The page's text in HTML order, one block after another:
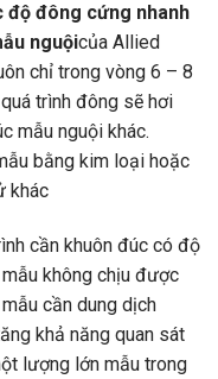
độ đông cứng nhanh
nguộicủa Allied
chỉ trong vòng 6 – 8
trình đông sẽ hơi
mẫu nguội khác.
bằng kim loại hoặc
khác
cần khuôn đúc có độ
không chịu được
cần dung dịch
khả năng quan sát
lượng lớn mẫu trong